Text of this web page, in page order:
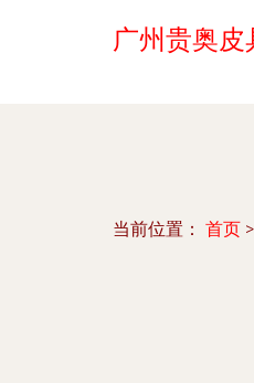
广州贵奥皮
当前位置： 首页 >